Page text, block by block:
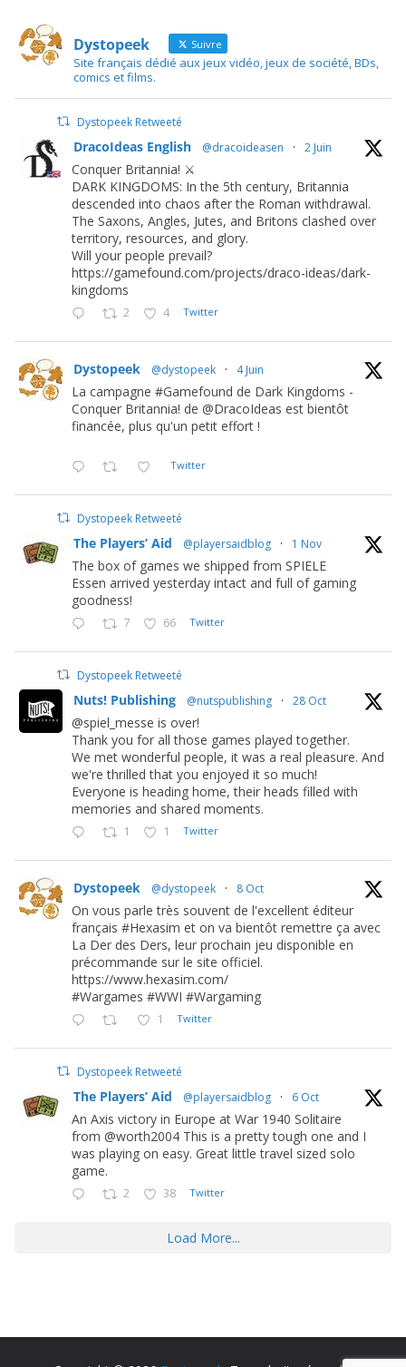
Dystopeek Suivre
Site français dédié aux jeux vidéo, jeux de société, BDs,
comics et films.
Dystopeek Retweeté
DracoIdeas English @dracoideasen · 2 Juin
Conquer Britannia! ⚔️
DARK KINGDOMS: In the 5th century, Britannia
descended into chaos after the Roman withdrawal.
The Saxons, Angles, Jutes, and Britons clashed over
territory, resources, and glory.
Will your people prevail?
https://gamefound.com/projects/draco-ideas/dark-
kingdoms
2 4 Twitter
Dystopeek @dystopeek · 4 Juin
La campagne #Gamefound de Dark Kingdoms -
Conquer Britannia! de @DracoIdeas est bientôt
financée, plus qu'un petit effort !
Twitter
Dystopeek Retweeté
The Players’ Aid @playersaidblog · 1 Nov
The box of games we shipped from SPIELE
Essen arrived yesterday intact and full of gaming
goodness!
7 66 Twitter
Dystopeek Retweeté
Nuts! Publishing @nutspublishing · 28 Oct
@spiel_messe is over!
Thank you for all those games played together.
We met wonderful people, it was a real pleasure. And
we're thrilled that you enjoyed it so much!
Everyone is heading home, their heads filled with
memories and shared moments.
1 1 Twitter
Dystopeek @dystopeek · 8 Oct
On vous parle très souvent de l'excellent éditeur
français #Hexasim et on va bientôt remettre ça avec
La Der des Ders, leur prochain jeu disponible en
précommande sur le site officiel.
https://www.hexasim.com/
#Wargames #WWI #Wargaming
1 Twitter
Dystopeek Retweeté
The Players’ Aid @playersaidblog · 6 Oct
An Axis victory in Europe at War 1940 Solitaire
from @worth2004 This is a pretty tough one and I
was playing on easy. Great little travel sized solo
game.
2 38 Twitter
Load More...